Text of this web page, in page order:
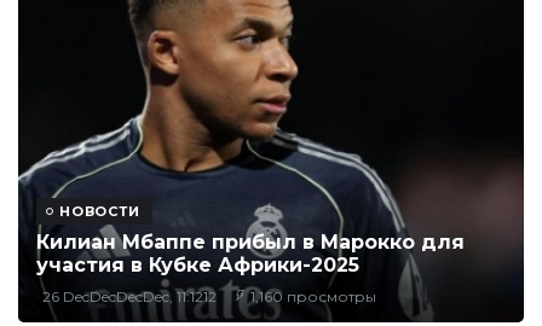
НОВОСТИ
Килиан Мбаппе прибыл в Марокко для
участия в Кубке Африки-2025
26 DecDecDecDec, 11:1212 1,160 просмотры